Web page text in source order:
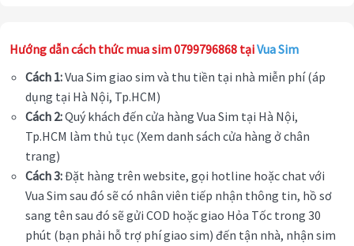
Hướng dẫn cách thức mua sim 0799796868 tạiVua Sim
Cách 1:Vua Sim giao sim và thu tiền tại nhà miễn phí (áp
dụng tại Hà Nội, Tp.HCM)
Cách 2:Quý khách đến cửa hàng Vua Sim tại Hà Nội,
Tp.HCM làm thủ tục (Xem danh sách cửa hàng ở chân
trang)
Cách 3:Đặt hàng trên website, gọi hotline hoặc chat với
Vua Sim sau đó sẽ có nhân viên tiếp nhận thông tin, hồ sơ
sang tên sau đó sẽ gửi COD hoặc giao Hỏa Tốc trong 30
phút (bạn phải hỗ trợ phí giao sim) đến tận nhà, nhận sim